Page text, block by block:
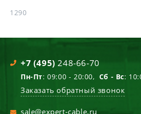
1290
+7 (495) 248-66-70
Пн-Пт: 09:00 - 20:00, Сб - Вс:
Заказать обратный звонок
sale@expert-cable.ru